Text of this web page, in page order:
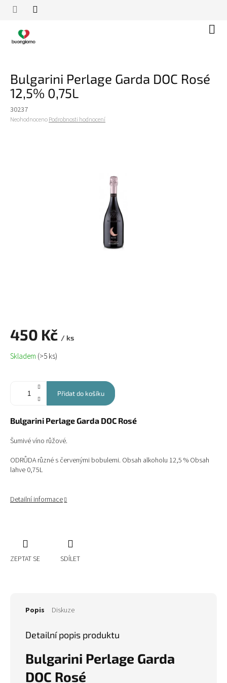
Přejít
Bulgarini Perlage Garda DOC Rosé
12,5% 0,75L
30237
Průměrné
NeohodnocenoPodrobnosti hodnocení
450 Kč / ks
Měrná
cena:
Skladem (>5 ks)
Přidat do košíku
Bulgarini Perlage Garda DOC Rosé
Šumivé víno růžové.
ODRŮDA různé s červenými bobulemi. Obsah alkoholu 12,5 % Obsah
lahve 0,75L
Detailní informace
ZEPTAT SE SDÍLET
Popis Diskuze
Detailní popis produktu
Bulgarini Perlage Garda
DOC Rosé